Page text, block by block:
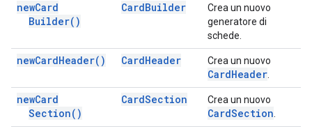
newCard
Builder( )
CardBuilder
Crea un nuovo
generatore di
schede.
newCardHeader( ) CardHeader Crea un nuovo
CardHeader
newCard
Section( )
CardSection Crea un nuovo
CardSection